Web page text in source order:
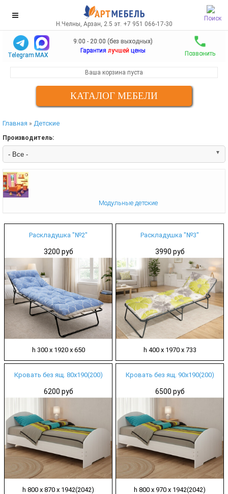
Поиск
Н.Челны, Арзан, 2.5 эт. +7 951 066-17-30
Telegram MAX
9:00 - 20:00 (без выходных)
Гарантия лучшей цены Позвонить
Ваша корзина пуста
КАТАЛОГ МЕБЕЛИ
Главная » Детские
Производитель:
Модульные детские
Раскладушка "№2"
3200 руб
h 300 х 1920 х 650
Раскладушка "№3"
3990 руб
h 400 х 1970 х 733
Кровать без ящ. 80х190(200)
6200 руб
h 800 х 870 х 1942(2042)
Кровать без ящ. 90х190(200)
6500 руб
h 800 х 970 х 1942(2042)